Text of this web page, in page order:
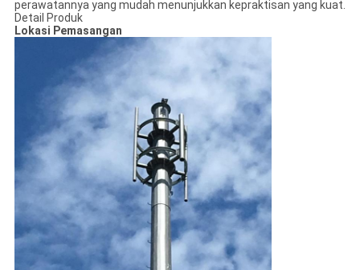
perawatannya yang mudah menunjukkan kepraktisan yang kuat.
Detail Produk
Lokasi Pemasangan